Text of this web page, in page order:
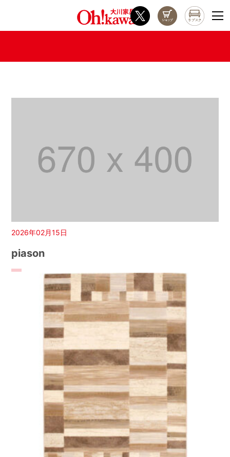
2026年02月15日
piason